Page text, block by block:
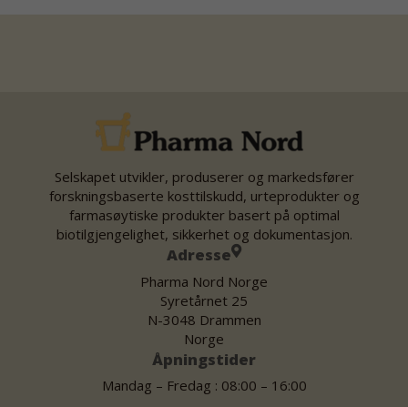
Selskapet utvikler, produserer og markedsfører
forskningsbaserte kosttilskudd, urteprodukter og
farmasøytiske produkter basert på optimal
biotilgjengelighet, sikkerhet og dokumentasjon.
Adresse
Pharma Nord Norge
Syretårnet 25
N-3048 Drammen
Norge
Åpningstider
Mandag – Fredag : 08:00 – 16:00